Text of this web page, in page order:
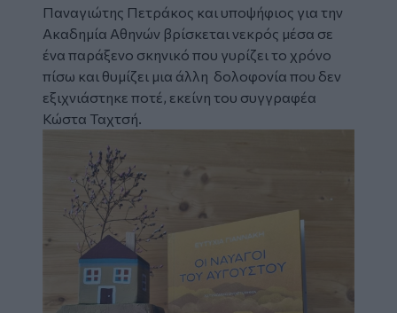
Παναγιώτης Πετράκος και υποψήφιος για την
Ακαδημία Αθηνών βρίσκεται νεκρός μέσα σε
ένα παράξενο σκηνικό που γυρίζει το χρόνο
πίσω και θυμίζει μια άλλη δολοφονία που δεν
εξιχνιάστηκε ποτέ, εκείνη του συγγραφέα
Κώστα Ταχτσή.